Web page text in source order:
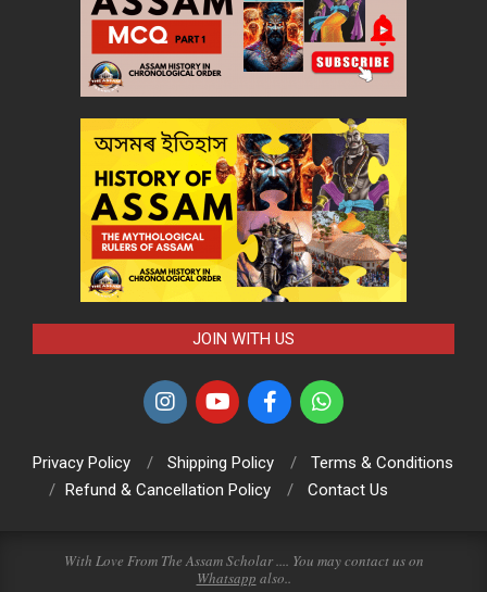
JOIN WITH US
Privacy Policy Shipping Policy
Terms & Conditions
Refund & Cancellation Policy
Contact Us
With Love From The Assam Scholar .... You may contact us on
Whatsapp also..